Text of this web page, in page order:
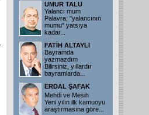
UMUR TALU
Yalancı mum
Palavra; "yalancının
mumu" yatsıya
kadar...
FATİH ALTAYLI
Bayramda
yazmazdım
Bilirsiniz, yıllardır
bayramlarda...
ERDAL ŞAFAK
Mehdi ve Mesih
Yeni yılın ilk kamuoyu
araştırmasına göre...